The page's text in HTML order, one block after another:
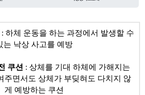
: 하체 운동을 하는 과정에서 발생할 수
는 낙상 사고를 예방
쿠션 : 상체를 기대 하체에 가해지는
주면서도 상체가 부딪혀도 다치지 않
게 예방하는 쿠션